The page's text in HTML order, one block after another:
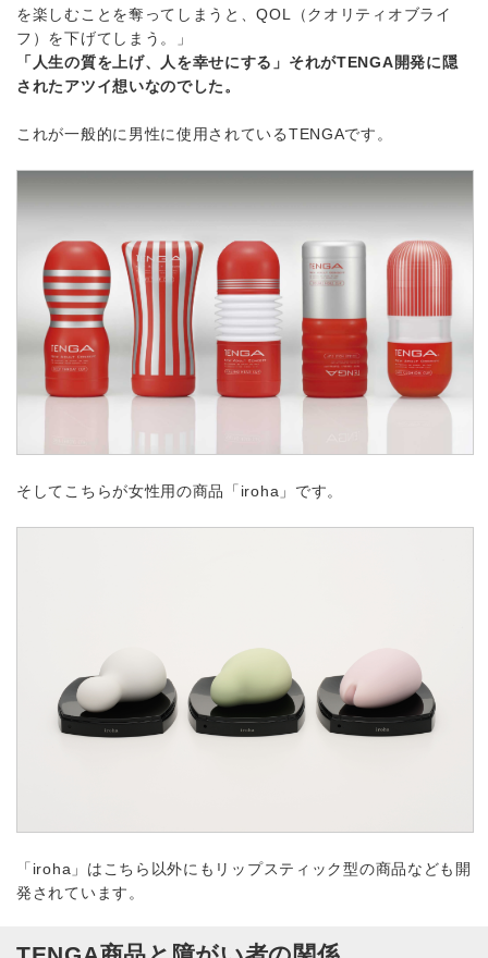
を楽しむことを奪ってしまうと、QOL（クオリティオブライ
フ）を下げてしまう。」
「人生の質を上げ、人を幸せにする」それがTENGA開発に隠
されたアツイ想いなのでした。
これが一般的に男性に使用されているTENGAです。
そしてこちらが女性用の商品「iroha」です。
「iroha」はこちら以外にもリップスティック型の商品なども開
発されています。